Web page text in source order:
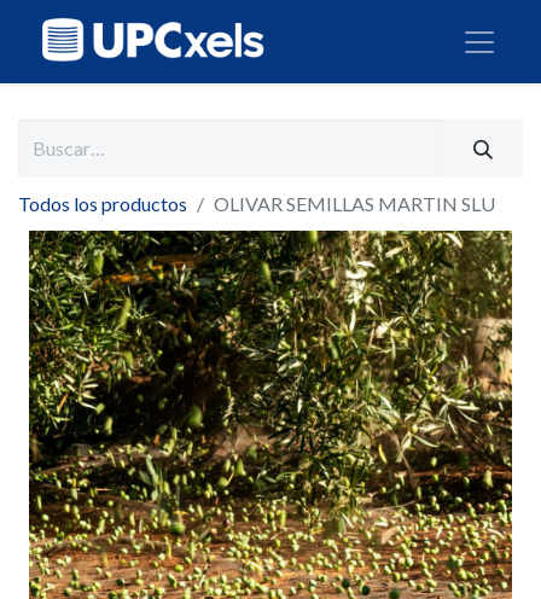
Todos los productos OLIVAR SEMILLAS MARTIN SLU